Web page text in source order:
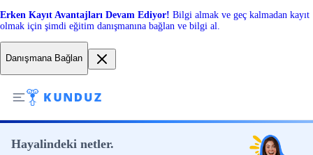
Erken Kayıt Avantajları Devam Ediyor! Bilgi almak ve geç kalmadan kayıt
olmak için şimdi eğitim danışmanına bağlan ve bilgi al.
Danışmana Bağlan
Hayalindeki netler.